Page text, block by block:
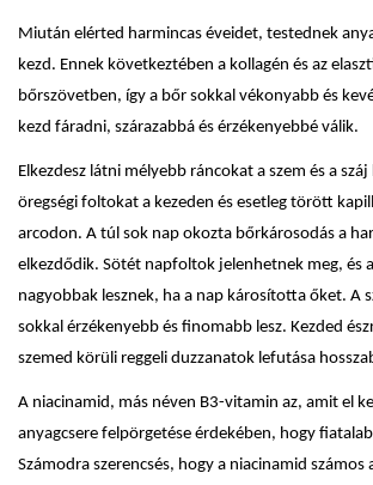
Miután elérted harmincas éveidet, testednek
kezd. Ennek következtében a kollagén és az
bőrszövetben, így a bőr sokkal vékonyabb és
kezd fáradni, szárazabbá és érzékenyebbé válik.
Elkezdesz látni mélyebb ráncokat a szem és a
öregségi foltokat a kezeden és esetleg törött
arcodon. A túl sok nap okozta bőrkárosodás a
elkezdődik. Sötét napfoltok jelenhetnek meg, és
nagyobbak lesznek, ha a nap károsította őket. A
sokkal érzékenyebb és finomabb lesz. Kezded
szemed körüli reggeli duzzanatok lefutása
A niacinamid, más néven B3-vitamin az, amit el
anyagcsere felpörgetése érdekében, hogy
Számodra szerencsés, hogy a niacinamid számos